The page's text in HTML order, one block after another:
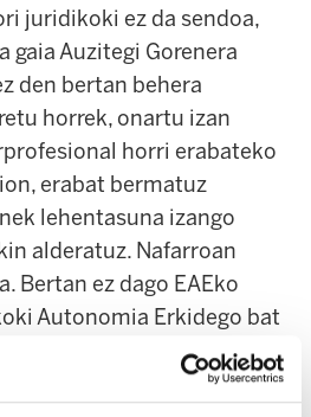
juridikoki ez da sendoa,
gaia Auzitegi Gorenera
den bertan behera
horrek, onartu izan
horri erabateko
erabat bermatuz
lehentasuna izango
alderatuz. Nafarroan
Bertan ez dago EAEko
Autonomia Erkidego bat
horretako Akordio